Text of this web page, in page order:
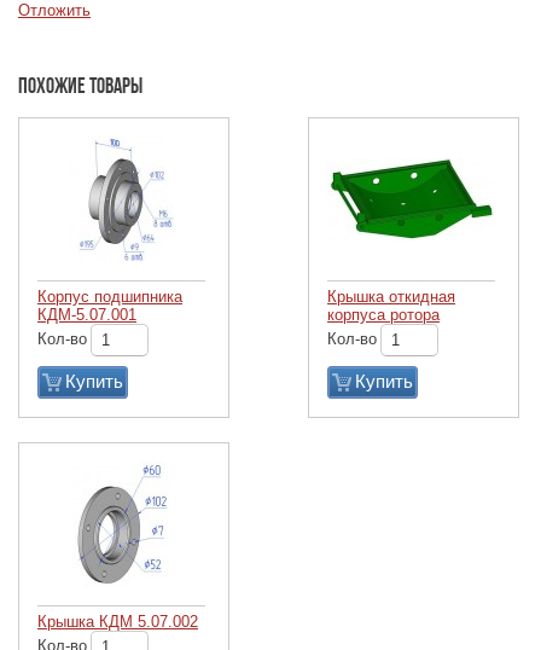
Отложить
Похожие товары
Корпус подшипника
КДМ-5.07.001
Кол-во
Купить
Крышка откидная
корпуса ротора
Кол-во
Купить
Крышка КДМ 5.07.002
Кол-во